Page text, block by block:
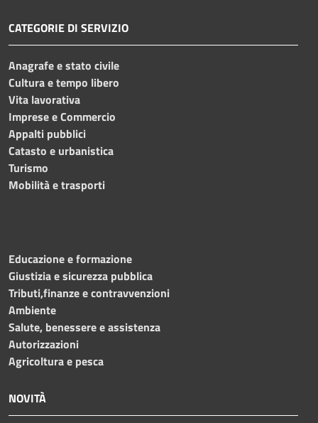
CATEGORIE DI SERVIZIO
Anagrafe e stato civile
Cultura e tempo libero
Vita lavorativa
Imprese e Commercio
Appalti pubblici
Catasto e urbanistica
Turismo
Mobilità e trasporti
Educazione e formazione
Giustizia e sicurezza pubblica
Tributi,finanze e contravvenzioni
Ambiente
Salute, benessere e assistenza
Autorizzazioni
Agricoltura e pesca
NOVITÀ